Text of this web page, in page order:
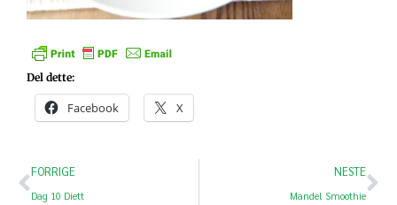
Del dette:
Facebook X
FORRIGE
Dag 10 Diett
NESTE
Mandel Smoothie